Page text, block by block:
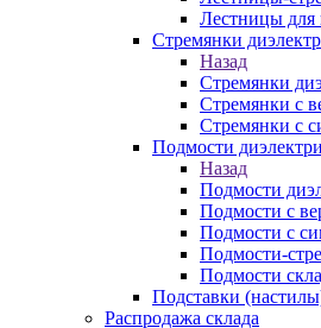
Лестницы для
Стремянки
Назад
Стремянки
Стремянки с
Стремянки с
Подмости
Назад
Подмости
Подмости с
Подмости с
Подмости-
Подмости
Подставки
Распродажа склада